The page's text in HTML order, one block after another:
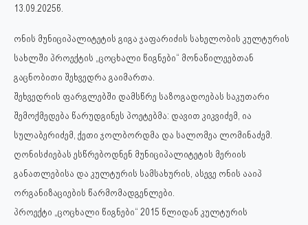
13.09.2025წ.
ონის მუნიციპალიტეტის გიგა ჯაფარიძის სახელობის კულტურის
სახლში პროექტის „ცოცხალი წიგნები“ მონაწილეებთან
გაცნობითი შეხვედრა გაიმართა.
შეხვედრის ფარგლებში დამსწრე საზოგადოებას საკუთარი
შემოქმედება წარუდგინეს პოეტებმა: დავით კიკვიძემ, ია
სულაბერიძემ, ქეთი ჯოლბორდმა და სალომეა ლომინაძემ.
ღონისძიებას ესწრებოდნენ მუნიციპალიტეტის მერიის
განათლებისა და კულტურის სამსახურის, ასევე ონის ააიპ
ორგანიზაციების წარმომადგენლები.
პროექტი „ცოცხალი წიგნები“ 2015 წლიდან კულტურის